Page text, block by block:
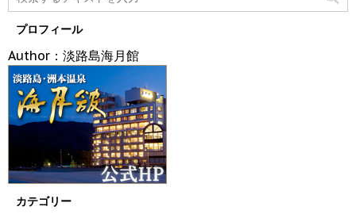
プロフィール
Author：淡路島海月館
カテゴリー